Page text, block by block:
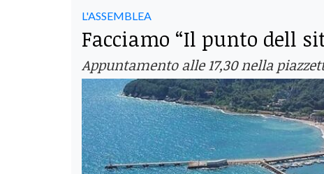
L'ASSEMBLEA
Facciamo “Il punto dell
Appuntamento alle 17,30 nella